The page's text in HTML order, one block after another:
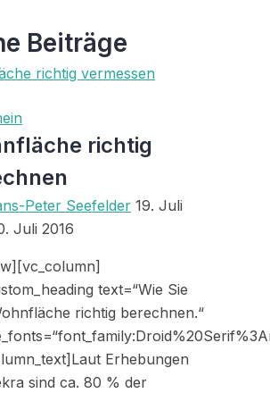
Beiträge
richtig
Peter Seefelder 19. Juli
Juli 2016
text=“Wie Sie
richtig berechnen.“
Erhebungen
sind ca. 80 % der